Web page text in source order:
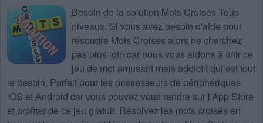
Besoin de la solution Mots Croisés Tous
niveaux. Si vous avez besoin d'aide pour
résoudre Mots Croisés alors ne cherchez
pas plus loin car nous vous aidons à finir ce
jeu de mot amusant mais addictif qui est tout
le besoin. Parfait pour les possesseurs de périphériques
iOS et Android car vous pouvez vous rendre sur l'App Store
et profiter de ce jeu gratuit. Résolvez les mots croisés en